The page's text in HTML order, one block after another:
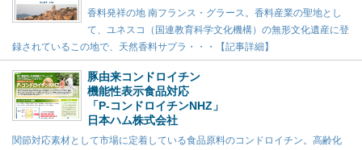
香料発祥の地 南フランス・グラース。香料産業の聖地とし
て、ユネスコ（国連教育科学文化機構）の無形文化遺産に登
録されているこの地で、天然香料サプラ・・・【記事詳細】
豚由来コンドロイチン
機能性表示食品対応
「P-コンドロイチンNHZ」
日本ハム株式会社
関節対応素材として市場に定着している食品原料のコンドロイチン。高齢化